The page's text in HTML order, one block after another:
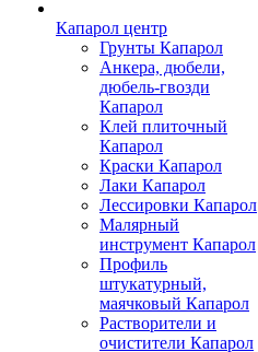
Капарол центр
Грунты Капарол
Анкера, дюбели,
дюбель-гвозди
Капарол
Клей плиточный
Капарол
Краски Капарол
Лаки Капарол
Лессировки Капарол
Малярный
инструмент Капарол
Профиль
штукатурный,
маячковый Капарол
Растворители и
очистители Капарол